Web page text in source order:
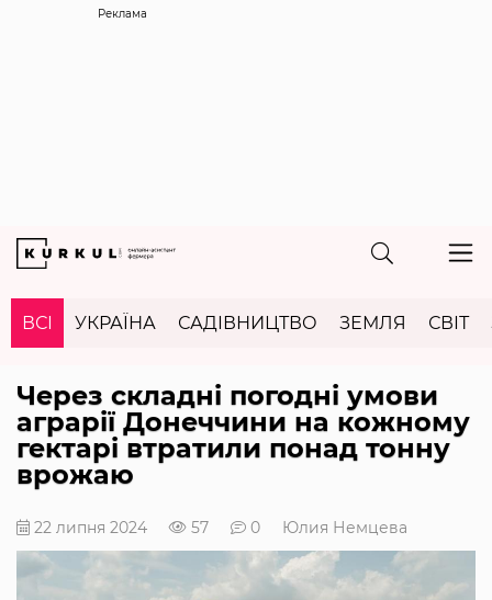
Реклама
ВСІ УКРАЇНА САДІВНИЦТВО ЗЕМЛЯ СВІТ
Через складні погодні умови
аграрії Донеччини на кожному
гектарі втратили понад тонну
врожаю
22 липня 2024 57 0 Юлия Немцева